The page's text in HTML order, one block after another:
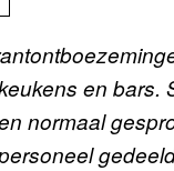
en bars.
normaal